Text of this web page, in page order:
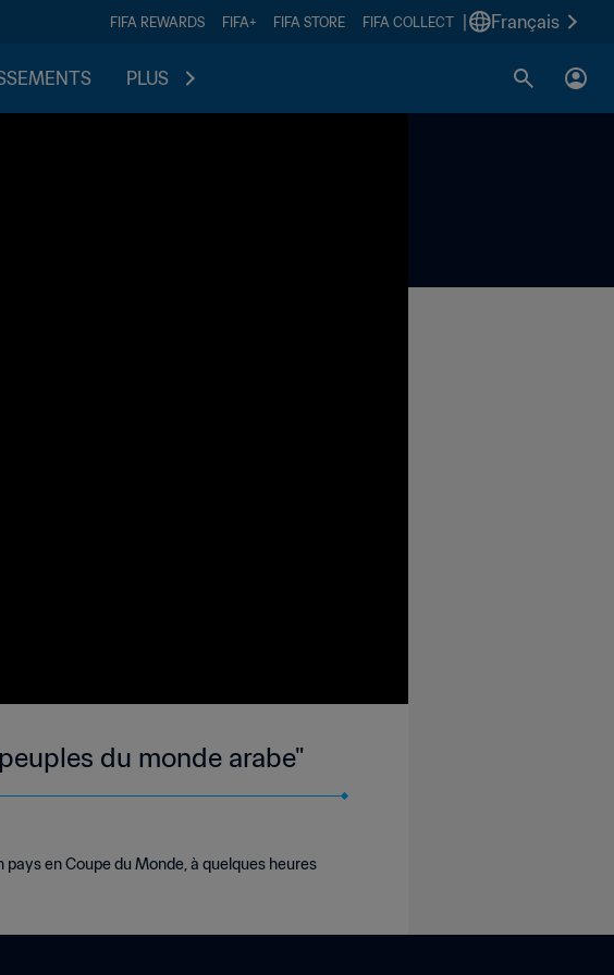
FIFA REWARDS FIFA+ FIFA STORE FIFA COLLECT Français
PLUS
du monde arabe"
en Coupe du Monde, à quelques heures